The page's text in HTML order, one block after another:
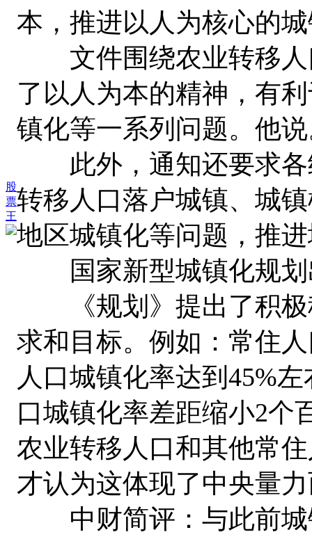
股
票
王
本，推进以人为核心的
文件围绕农业转移人
了以人为本的精神，有
镇化等一系列问题。他
此外，通知还要求各
转移人口落户城镇、城
地区城镇化等问题，推
国家新型城镇化规划
《规划》提出了积极
求和目标。例如：常住
人口城镇化率达到45%
口城镇化率差距缩小2个
农业转移人口和其他常
才认为这体现了中央量
中财简评：与此前城